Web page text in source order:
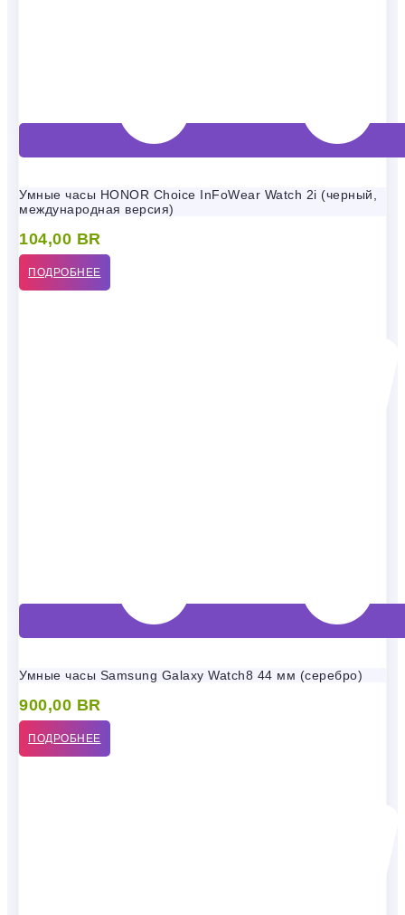
Умные часы HONOR Choice InFoWear Watch 2i (черный,
международная версия)
104,00 BR
ПОДРОБНЕЕ
Умные часы Samsung Galaxy Watch8 44 мм (серебро)
900,00 BR
ПОДРОБНЕЕ